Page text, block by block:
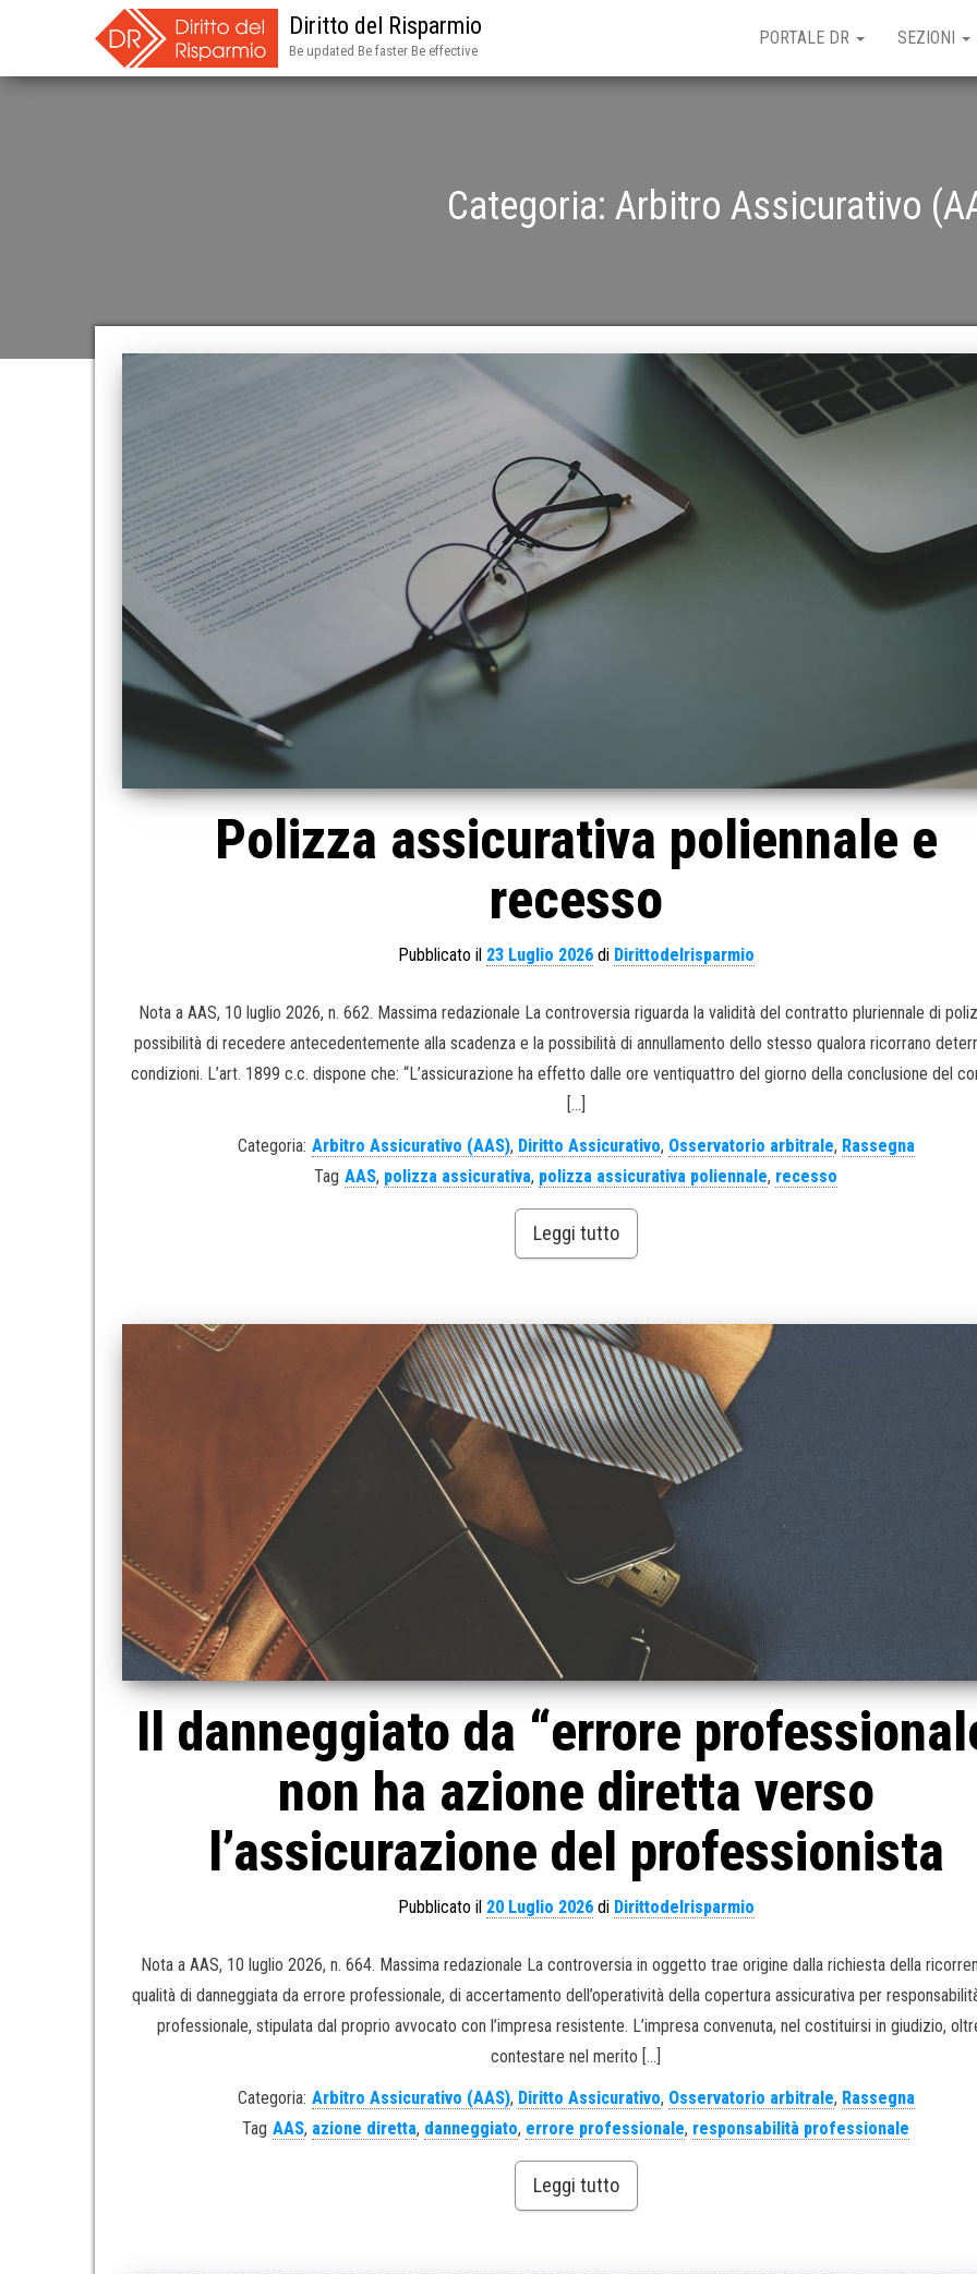
Diritto del Risparmio
Be updated Be faster Be effective
PORTALE DR SEZIONI
Categoria: Arbitro Assicurativo
Polizza assicurativa poliennale e
recesso
Pubblicato il 23 Luglio 2026di Dirittodelrisparmio
Nota a AAS, 10 luglio 2026, n. 662. Massima redazionale La controversia riguarda la validità del contratto pluriennale di
possibilità di recedere antecedentemente alla scadenza e la possibilità di annullamento dello stesso qualora ricorrano
condizioni. L’art. 1899 c.c. dispone che: “L’assicurazione ha effetto dalle ore ventiquattro del giorno della conclusione del
[…]
Categoria: Arbitro Assicurativo (AAS), Diritto Assicurativo, Osservatorio arbitrale, Rassegna
Tag AAS, polizza assicurativa, polizza assicurativa poliennale, recesso
Leggi tutto
Il danneggiato da “errore
non ha azione diretta verso
l’assicurazione del professionista
Pubblicato il 20 Luglio 2026di Dirittodelrisparmio
Nota a AAS, 10 luglio 2026, n. 664. Massima redazionale La controversia in oggetto trae origine dalla richiesta della
qualità di danneggiata da errore professionale, di accertamento dell’operatività della copertura assicurativa per
professionale, stipulata dal proprio avvocato con l’impresa resistente. L’impresa convenuta, nel costituirsi in giudizio,
contestare nel merito […]
Categoria: Arbitro Assicurativo (AAS), Diritto Assicurativo, Osservatorio arbitrale, Rassegna
Tag AAS, azione diretta, danneggiato, errore professionale, responsabilità professionale
Leggi tutto